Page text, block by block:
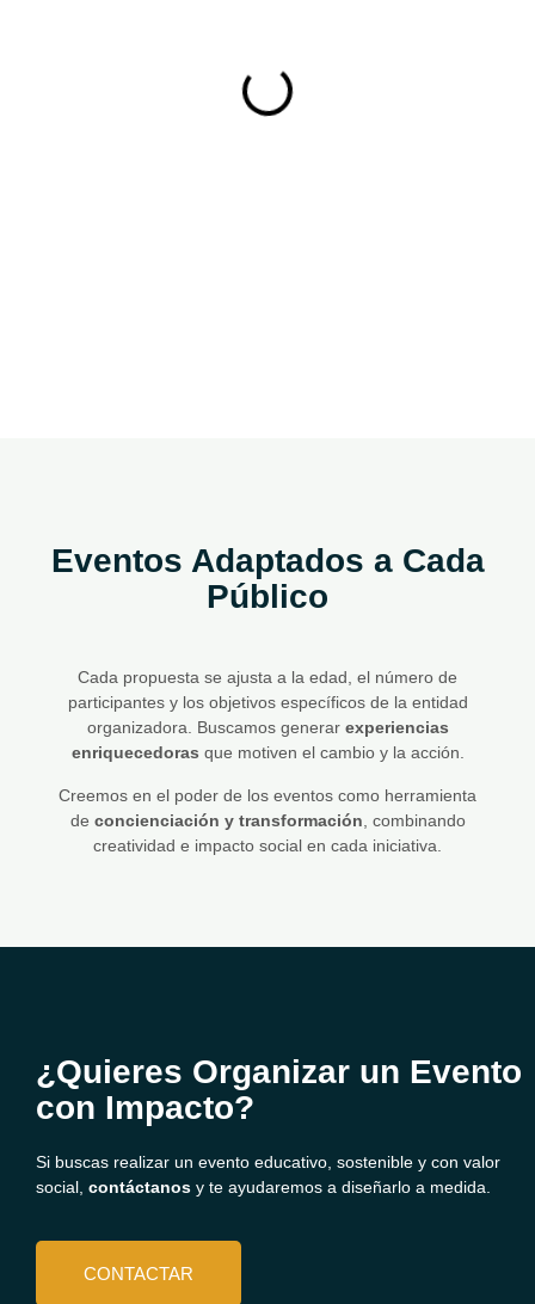
Eventos Adaptados a Cada
Público
Cada propuesta se ajusta a la edad, el número de
participantes y los objetivos específicos de la entidad
organizadora. Buscamos generar experiencias
enriquecedoras que motiven el cambio y la acción.
Creemos en el poder de los eventos como herramienta
de concienciación y transformación , combinando
creatividad e impacto social en cada iniciativa.
¿Quieres Organizar un Evento
con Impacto?
Si buscas realizar un evento educativo, sostenible y con valor
social, contáctanos y te ayudaremos a diseñarlo a medida.
CONTACTAR